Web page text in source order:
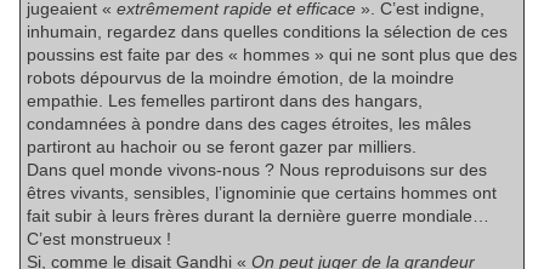
jugeaient « extrêmement rapide et efficace ». C’est indigne,
inhumain, regardez dans quelles conditions la sélection de ces
poussins est faite par des « hommes » qui ne sont plus que des
robots dépourvus de la moindre émotion, de la moindre
empathie. Les femelles partiront dans des hangars,
condamnées à pondre dans des cages étroites, les mâles
partiront au hachoir ou se feront gazer par milliers.
Dans quel monde vivons-nous ? Nous reproduisons sur des
êtres vivants, sensibles, l’ignominie que certains hommes ont
fait subir à leurs frères durant la dernière guerre mondiale…
C’est monstrueux !
Si, comme le disait Gandhi « On peut juger de la grandeur